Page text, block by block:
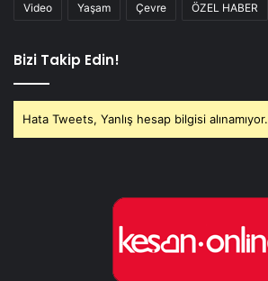
Video Yaşam Çevre ÖZEL HABER
Bizi Takip Edin!
Hata Tweets, Yanlış hesap bilgisi alınamıyor.